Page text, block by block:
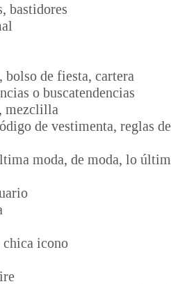
bastidores
bolso de fiesta, cartera
o buscatendencias
mezclilla
de vestimenta, reglas de
moda, de moda, lo
chica icono